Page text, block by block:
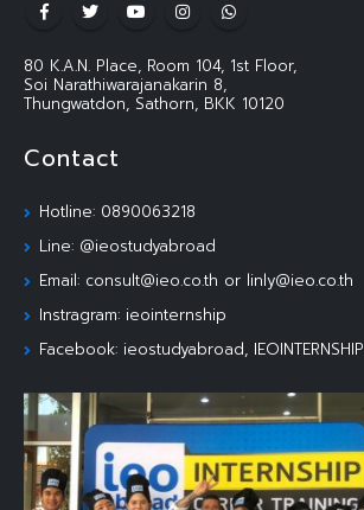
80 K.A.N. Place, Room 104, 1st Floor,
Soi Narathiwarajanakarin 8,
Thungwatdon, Sathorn, BKK 10120
Contact
Hotline: 0890063218
Line: @ieostudyabroad
Email: consult@ieo.co.th or linly@ieo.co.th
Instragram: ieointernship
Facebook: ieostudyabroad, IEOINTERNSHIP